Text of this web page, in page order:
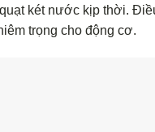
két nước kịp thời.
trọng cho động cơ.